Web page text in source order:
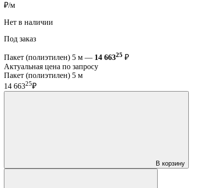
₽/м
Нет в наличии
Под заказ
Пакет (полиэтилен) 5 м — 14 66325 ₽
Актуальная цена по запросу
Пакет (полиэтилен) 5 м
14 66325₽
В корзину